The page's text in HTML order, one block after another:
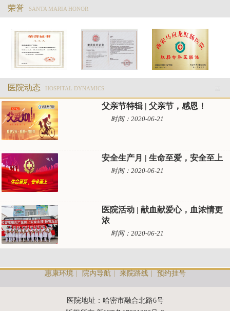
荣誉 SANTA MARIA HONOR
医院动态 HOSPITAL DYNAMICS
父亲节特辑 | 父亲节，感恩！
时间：2020-06-21
安全生产月 | 生命至爱，安全至上
时间：2020-06-21
医院活动 | 献血献爱心，血浓情更
浓
时间：2020-06-21
惠康环境 | 院内导航 | 来院路线 | 预约挂号
医院地址：哈密市融合北路6号